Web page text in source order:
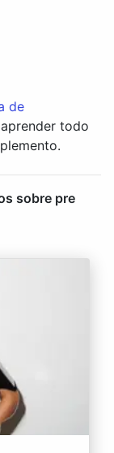
de
todo
sobre pre